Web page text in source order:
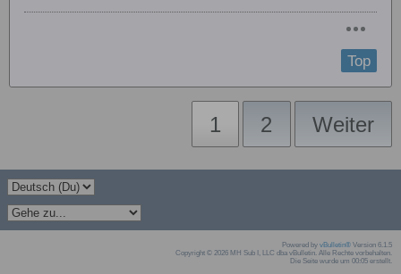
Top
1 2 Weiter
Powered by vBulletin® Version 6.1.5
Copyright © 2026 MH Sub I, LLC dba vBulletin. Alle Rechte vorbehalten.
Die Seite wurde um 00:05 erstellt.